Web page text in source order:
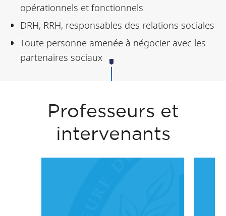
opérationnels et fonctionnels
DRH, RRH, responsables des relations sociales
Toute personne amenée à négocier avec les
partenaires sociaux
Professeurs et
intervenants